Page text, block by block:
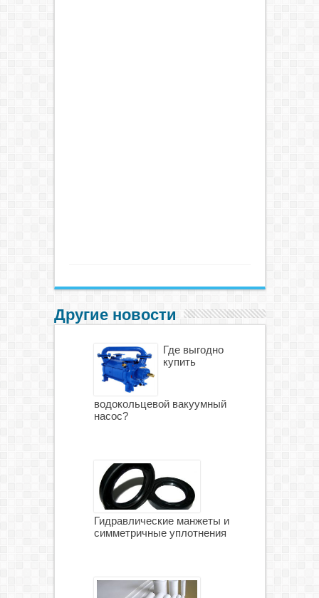
Другие новости
Где выгодно
купить
водокольцевой вакуумный
насос?
Гидравлические манжеты и
симметричные уплотнения